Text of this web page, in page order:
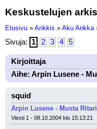
Keskustelujen
Etusivu » Ankkis » Aku Ankka
Sivuja: 1 2 3 4 5
Kirjoittaja
Aihe: Arpin Lusene -
squid
Arpin Lusene - Musta Ritari
Viesti 1 - 08.10.2004 klo 15:13:21